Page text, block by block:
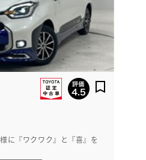
に『ワクワク』と『喜』を